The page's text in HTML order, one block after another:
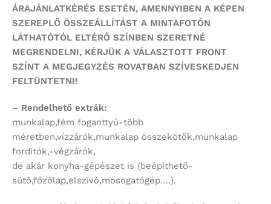
ÁRAJÁNLATKÉRÉS ESETÉN, AMENNYIBEN A KÉPEN
SZEREPLŐ ÖSSZEÁLLÍTÁST A MINTAFOTÓN
LÁTHATÓTÓL ELTÉRŐ SZÍNBEN SZERETNÉ
MEGRENDELNI, KÉRJÜK A VÁLASZTOTT FRONT
SZÍNT A MEGJEGYZÉS ROVATBAN SZÍVESKEDJEN
FELTÜNTETNI!
– Rendelhető extrák:
munkalap,fém foganttyú-több
méretben,vízzárók,munkalap összekötők,munkalap
fordítók,-végzárók,
de akár konyha-gépészet is (beépíthető-
sütő,főzőlap,elszívó,mosogatógép….).